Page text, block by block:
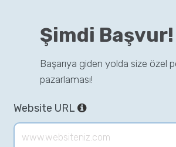
Şimdi Başvur!
Başarıya giden yolda size özel
pazarlaması!
Website URL